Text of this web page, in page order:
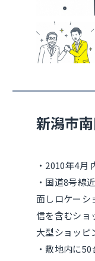
新潟市
・2010年4月
・国道8号線
面しロケーシ
信を含むショ
大型ショッ
・敷地内に